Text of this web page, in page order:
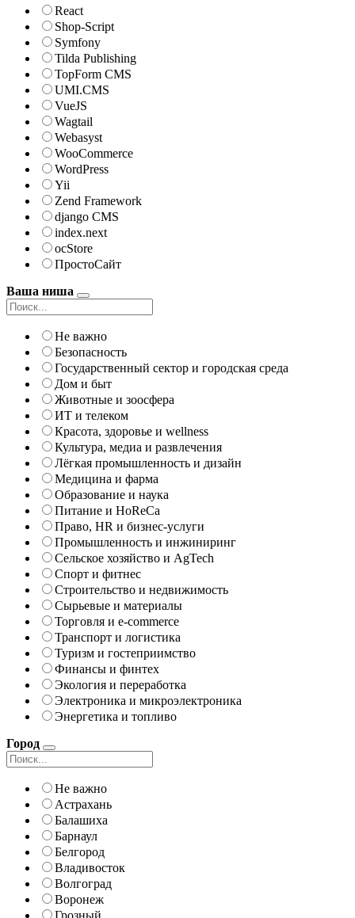
React
Shop-Script
Symfony
Tilda Publishing
TopForm CMS
UMI.CMS
VueJS
Wagtail
Webasyst
WooCommerce
WordPress
Yii
Zend Framework
django CMS
index.next
ocStore
ПростоСайт
Ваша ниша
Не важно
Безопасность
Государственный сектор и городская среда
Дом и быт
Животные и зоосфера
ИТ и телеком
Красота, здоровье и wellness
Культура, медиа и развлечения
Лёгкая промышленность и дизайн
Медицина и фарма
Образование и наука
Питание и HoReCa
Право, HR и бизнес-услуги
Промышленность и инжиниринг
Сельское хозяйство и AgTech
Спорт и фитнес
Строительство и недвижимость
Сырьевые и материалы
Торговля и e-commerce
Транспорт и логистика
Туризм и гостеприимство
Финансы и финтех
Экология и переработка
Электроника и микроэлектроника
Энергетика и топливо
Город
Не важно
Астрахань
Балашиха
Барнаул
Белгород
Владивосток
Волгоград
Воронеж
Грозный